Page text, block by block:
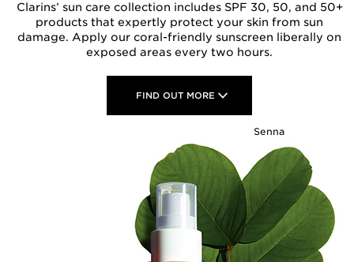
Senna
Clarins’ sun care collection includes SPF 30, 50, and 50+
products that expertly protect your skin from sun
damage. Apply our coral-friendly sunscreen liberally on
exposed areas every two hours.
FIND OUT MORE